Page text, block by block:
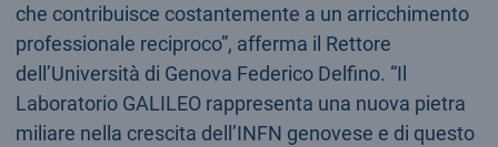
che contribuisce costantemente a un arricchimento
professionale reciproco”, afferma il Rettore
dell’Università di Genova Federico Delfino. “Il
Laboratorio GALILEO rappresenta una nuova pietra
miliare nella crescita dell’INFN genovese e di questo